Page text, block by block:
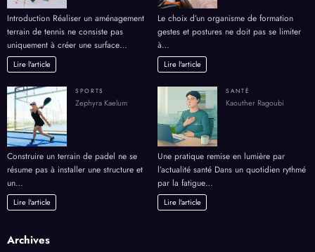
Introduction Réaliser un aménagement
terrain de tennis ne consiste pas
uniquement à créer une surface…
Lire l'article
Le choix d’un organisme de formation
gestes et postures ne doit pas se limiter
à…
Lire l'article
SPORTS
Zephyra Kaelum
Construire un terrain de padel ne se
résume pas à installer une structure et
un…
Lire l'article
SANTÉ
Kaouther Ragoubi
Une pratique remise en lumière par
l’actualité santé Dans un quotidien rythmé
par la fatigue…
Lire l'article
Archives